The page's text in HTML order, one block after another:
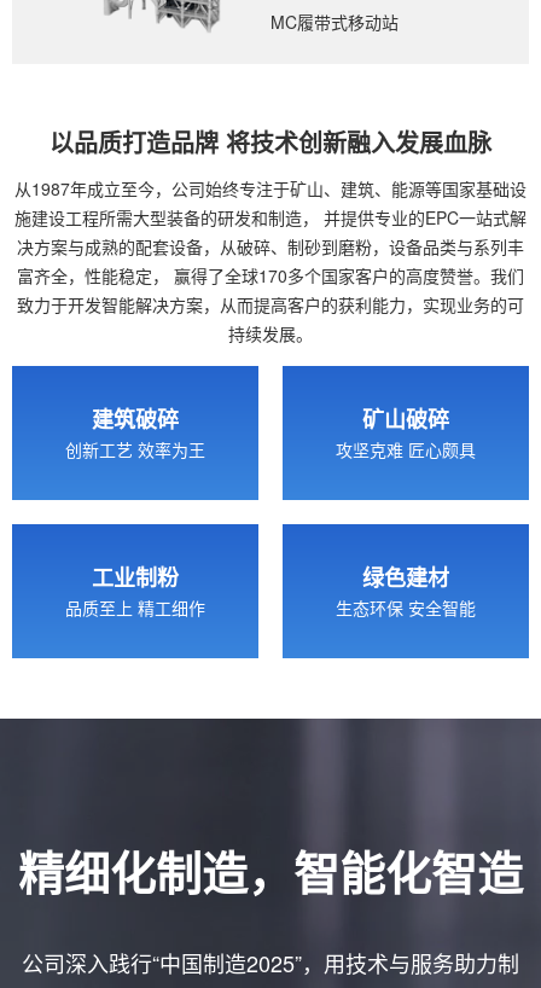
MC履带式移动站
以品质打造品牌 将技术创新融入发展血脉
从1987年成立至今，公司始终专注于矿山、建筑、能源等国家基础设
施建设工程所需大型装备的研发和制造，
并提供专业的EPC一站式解
决方案与成熟的配套设备，从破碎、制砂到磨粉，设备品类与系列丰
富齐全，性能稳定，
赢得了全球170多个国家客户的高度赞誉。我们
致力于开发智能解决方案，从而提高客户的获利能力，实现业务的可
持续发展。
建筑破碎
创新工艺 效率为王
矿山破碎
攻坚克难 匠心颇具
工业制粉
品质至上 精工细作
绿色建材
生态环保 安全智能
精细化制造，智能化智造
公司深入践行“中国制造2025”，用技术与服务助力制